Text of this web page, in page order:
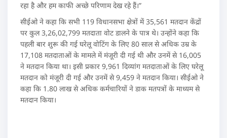
रहा है और हम काफी अच्छे परिणाम देख रहे हैं।”
सीईओ ने कहा कि सभी 119 विधानसभा क्षेत्रों में 35,561 मतदान केंद्रों
पर कुल 3,26,02,799 मतदाता वोट डालने के पात्र थे। उन्होंने कहा कि
पहली बार शुरू की गई घरेलू वोटिंग के लिए 80 साल से अधिक उम्र के
17,108 मतदाताओं के मामले में मंजूरी दी गई थी और उनमें से 16,005
ने मतदान किया था। इसी प्रकार 9,961 दिव्यांग मतदाताओं के लिए घरेलू
मतदान को मंजूरी दी गई और उनमें से 9,459 ने मतदान किया। सीईओ ने
कहा कि 1.80 लाख से अधिक कर्मचारियों ने डाक मतपत्रों के माध्यम से
मतदान किया।